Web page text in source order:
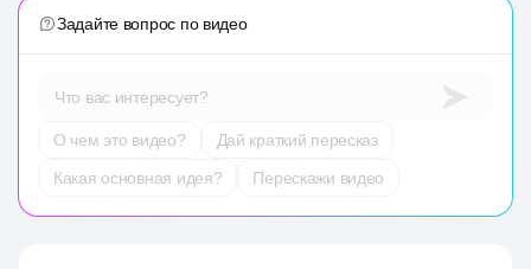
Задайте вопрос по видео
Что вас интересует?
О чем это видео?
Дай краткий пересказ
Какая основная идея?
Перескажи видео